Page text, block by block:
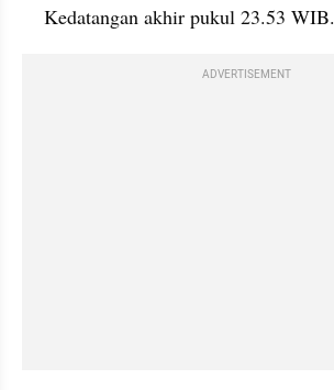
Kedatangan akhir pukul 23.53 WIB.
ADVERTISEMENT